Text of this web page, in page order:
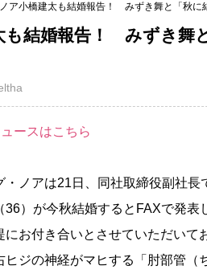
ノア小橋建太も結婚報告！ みずき舞と「秋に
も結婚報告！ みずき舞
ースはこちら
ノアは21日、同社取締役副社長
（36）が今秋結婚するとFAXで発
にお付き合いとさせていただいて
ヒジの神経がマヒする「肘部管（